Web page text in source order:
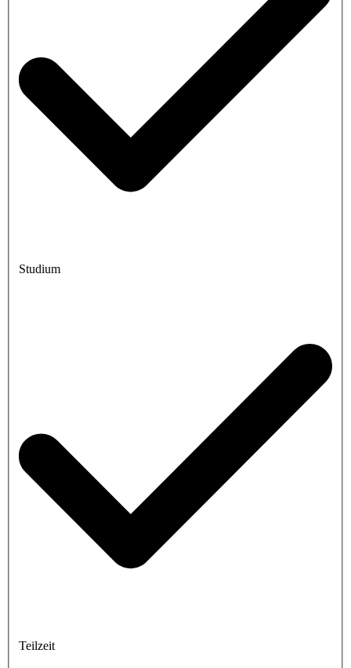
Studium
Teilzeit